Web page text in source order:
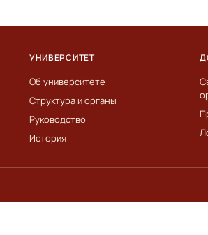
УНИВЕРСИТЕТ
Об университете
Структура и органы
Руководство
История